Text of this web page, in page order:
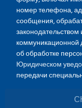
номер телефона,
сообщения,
об обработке
Юридическом
передачи